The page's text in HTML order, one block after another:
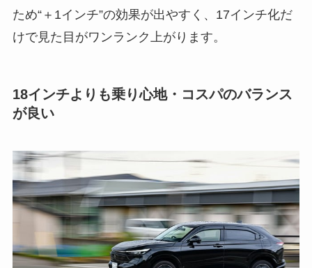
ため“＋1インチ”の効果が出やすく、17インチ化だ
けで見た目がワンランク上がります。
18インチよりも乗り心地・コスパのバランス
が良い